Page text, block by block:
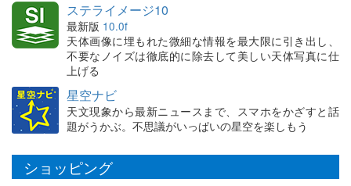
ステライメージ10
最新版 10.0f
天体画像に埋もれた微細な情報を最大限に引き出し、
不要なノイズは徹底的に除去して美しい天体写真に仕
上げる
星空ナビ
天文現象から最新ニュースまで、スマホをかざすと話
題がうかぶ。不思議がいっぱいの星空を楽しもう
ショッピング